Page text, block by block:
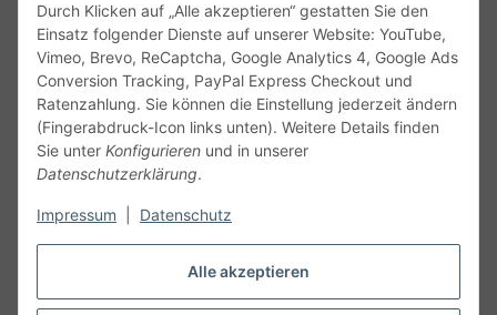
Alle akzeptieren
Durch Klicken auf „Alle akzeptieren“ gestatten Sie den
Einsatz folgender Dienste auf unserer Website: YouTube,
Vimeo, Brevo, ReCaptcha, Google Analytics 4, Google Ads
Conversion Tracking, PayPal Express Checkout und
Ratenzahlung. Sie können die Einstellung jederzeit ändern
(Fingerabdruck-Icon links unten). Weitere Details finden
Sie unter Konfigurieren und in unserer
Datenschutzerklärung.
Impressum Datenschutz
Service
Gesetzliche Informationen
Alle technischen Angaben ohne Gewähr. Irrtümer und fehlerhafte
Angaben vorbehalten. Wenn Sie Datenblätter oder spezielle
unseren Kundenservice. Abbildungen der Artikel können
Vertrag widerrufen